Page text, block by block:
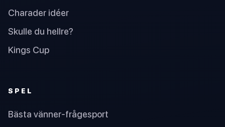
Charader idéer
Skulle du hellre?
Kings Cup
SPEL
Bästa vänner-frågesport